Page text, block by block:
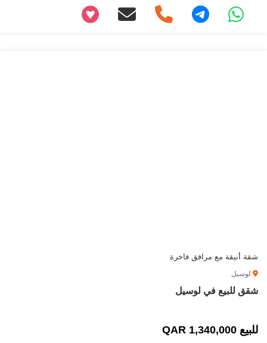
شقة أنيقة مع مرافق فاخرة
لوسيل
شقق للبيع في لوسيل
للبيع 1,340,000 QAR